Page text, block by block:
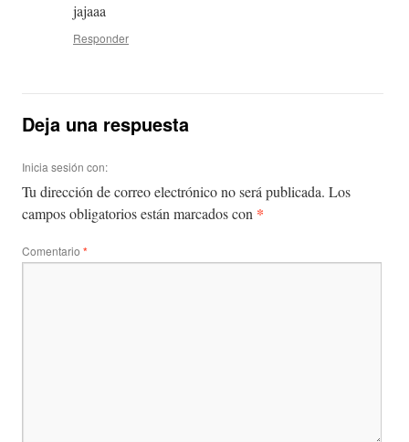
jajaaa
Responder
Deja una respuesta
Inicia sesión con:
Tu dirección de correo electrónico no será publicada. Los
campos obligatorios están marcados con *
Comentario *